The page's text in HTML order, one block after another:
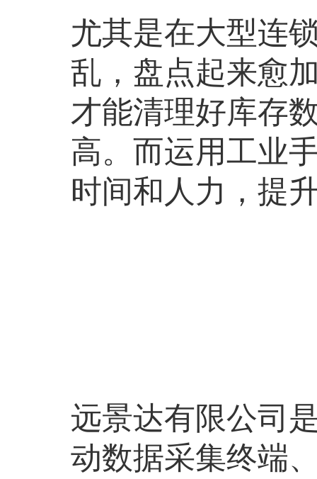
尤其是在大型连
乱，盘点起来愈
才能清理好库存
高。而运用工业
时间和人力，提
远景达有限公司
动数据采集终端